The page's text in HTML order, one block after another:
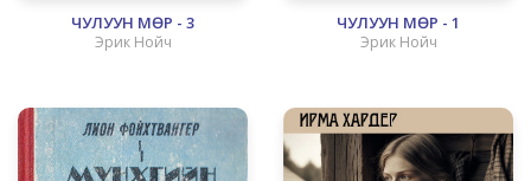
ЧУЛУУН МӨР - 3
Эрик Нойч
ЧУЛУУН МӨР - 1
Эрик Нойч